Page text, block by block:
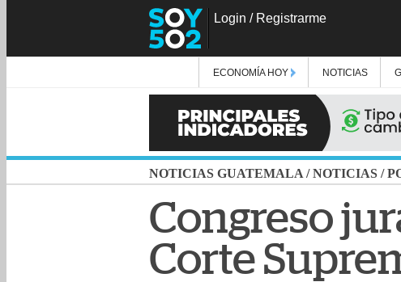
Login / Registrarme
ECONOMÍA HOY NOTICIAS
NOTICIAS GUATEMALA /NOTICIAS /
Congreso
Corte